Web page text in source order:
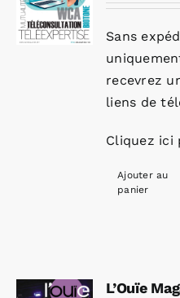
Sans
recevrez
liens de
Cliquez ici
Ajouter au
panier
L’Ouïe